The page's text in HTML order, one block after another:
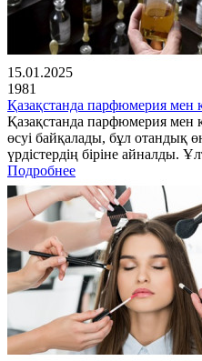
15.01.2025
1981
Қазақстанда парфюмерия мен
Қазақстанда парфюмерия мен
өсуі байқалады, бұл отандық
үрдістердің біріне айналды.
Подробнее